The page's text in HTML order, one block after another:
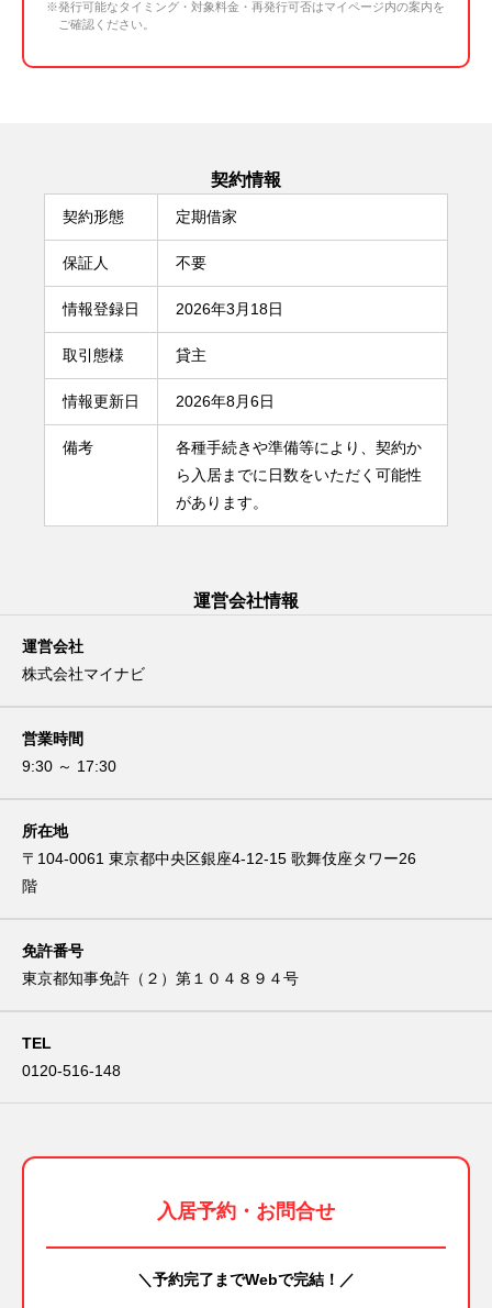
※発行可能なタイミング・対象料金・再発行可否はマイページ内の案内を
ご確認ください。
契約情報
契約形態 定期借家
保証人 不要
情報登録日 2026年3月18日
取引態様 貸主
情報更新日 2026年8月6日
備考
各種手続きや準備等により、契約か
ら入居までに日数をいただく可能性
があります。
運営会社情報
運営会社
株式会社マイナビ
営業時間
9:30 ～ 17:30
所在地
〒104-0061 東京都中央区銀座4-12-15 歌舞伎座タワー26
階
免許番号
東京都知事免許（２）第１０４８９４号
TEL
0120-516-148
入居予約・お問合せ
＼予約完了までWebで完結！／